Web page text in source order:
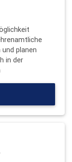
planen
in der